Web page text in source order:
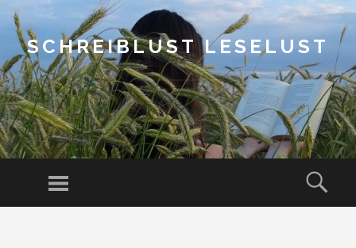
SCHREIBLUST LESELUST
Menu